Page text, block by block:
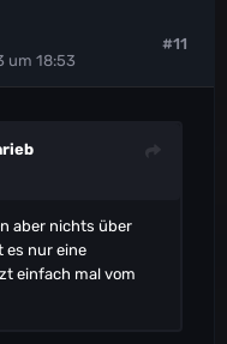
um 18:53
#11
aber nichts über
es nur eine
einfach mal vom